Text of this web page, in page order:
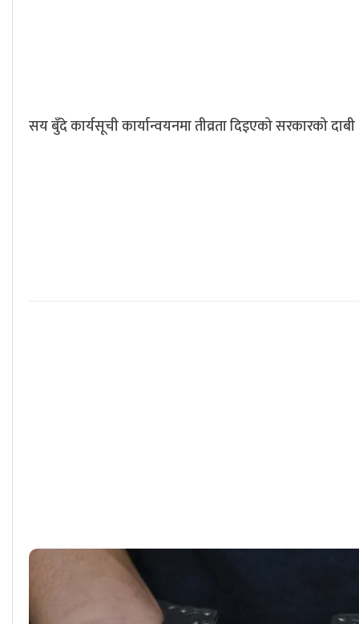
सय बुँदे कार्यसूची कार्यान्वयनमा तीव्रता दिइएको सरकारको दाबी